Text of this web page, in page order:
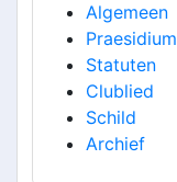
Algemeen
Praesidium
Statuten
Clublied
Schild
Archief